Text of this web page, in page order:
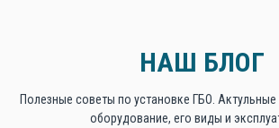
НАШ БЛОГ
Полезные советы по установке ГБО. Актульные
оборудование, его виды и